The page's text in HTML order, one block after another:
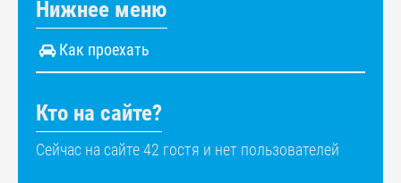
Нижнее меню
Как проехать
Кто на сайте?
Сейчас на сайте 42 гостя и нет пользователей